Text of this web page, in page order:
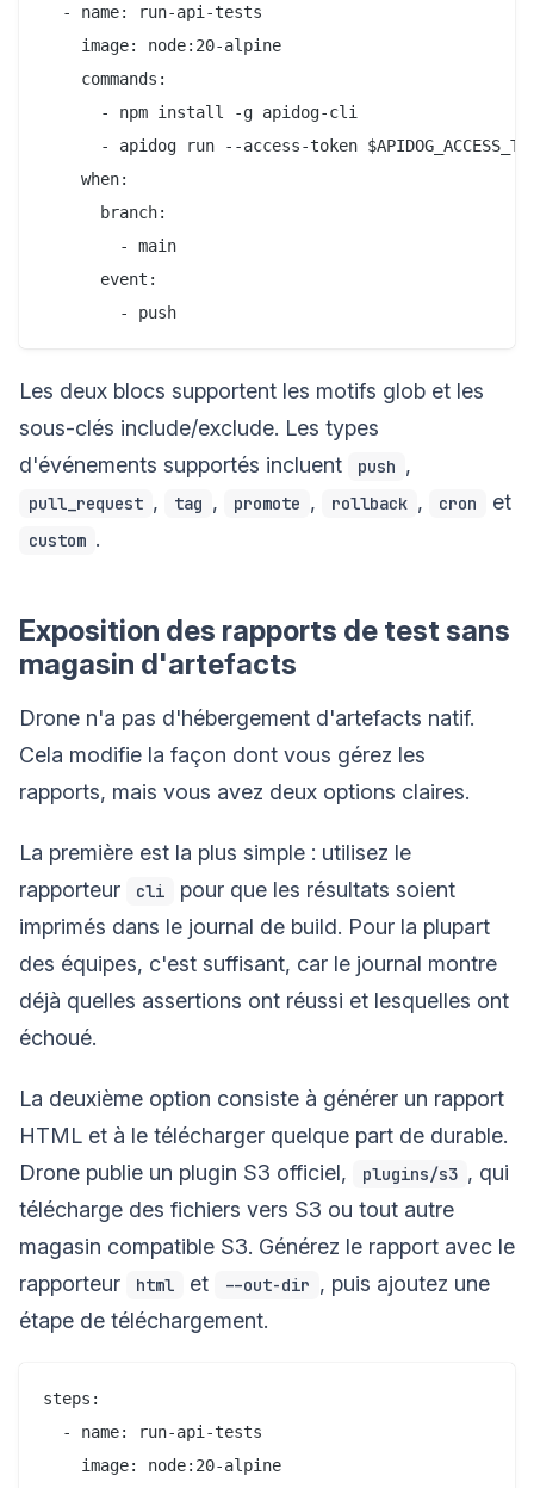
  - name: run-api-tests
    image: node:20-alpine
    commands:
      - npm install -g apidog-cli
- apidog run --access-token
    when:
      branch:
        - main
      event:
Les deux blocs supportent les motifs glob et les
sous-clés include/exclude. Les types
d'événements supportés incluent
push ,
pull_request , tag , promote , rollback , cron et
custom .
Exposition des rapports de test sans
magasin d'artefacts
Drone n'a pas d'hébergement d'artefacts natif.
Cela modifie la façon dont vous gérez les
rapports, mais vous avez deux options claires.
La première est la plus simple : utilisez le
rapporteur
cli
pour que les résultats soient
imprimés dans le journal de build. Pour la plupart
des équipes, c'est suffisant, car le journal montre
déjà quelles assertions ont réussi et lesquelles ont
échoué.
La deuxième option consiste à générer un rapport
HTML et à le télécharger quelque part de durable.
Drone publie un plugin S3 officiel,
plugins/s3 , qui
télécharge des fichiers vers S3 ou tout autre
magasin compatible S3. Générez le rapport avec le
rapporteur
html et --out-dir , puis ajoutez une
étape de téléchargement.
steps:
  - name: run-api-tests
    image: node:20-alpine